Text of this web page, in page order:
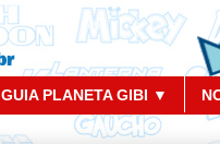
GUIA PLANETA GIBI ▼